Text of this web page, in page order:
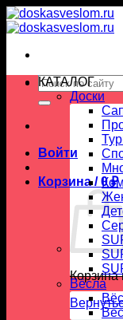
Skip
to
Искать:
Войти
Корзина /0₽
Корзина
КАТАЛОГ
Доски
Вёсла